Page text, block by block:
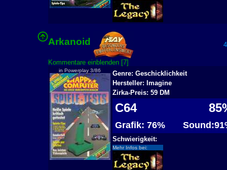
Arkanoid
Kommentare einblenden [7]
in Powerplay 3/86
Genre: Geschicklichkeit
Hersteller: Imagine
Zirka-Preis: 59 DM
C64
Grafik: 76%
Schwierigkeit:
Mehr Infos bei: